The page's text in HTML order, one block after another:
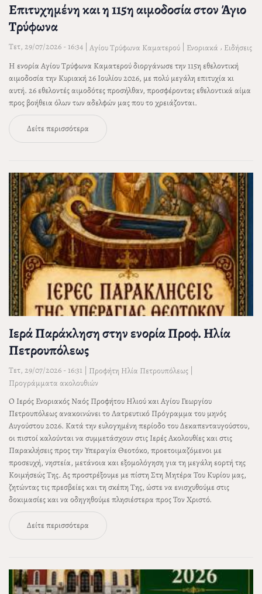
Επιτυχημένη και η 115η αιμοδοσία στον Άγιο
Τρύφωνα
Τετ, 29/07/2026 - 16:34 Αγίου Τρύφωνα Καματερού Ενοριακά , Ειδήσεις
Η ενορία Αγίου Τρύφωνα Καματερού διοργάνωσε την 115η εθελοντική
αιμοδοσία την Κυριακή 26 Ιουλίου 2026, με πολύ μεγάλη επιτυχία κι
αυτή. 26 εθελοντές αιμοδότες προσήλθαν, προσφέροντας εθελοντικά αίμα
προς βοήθεια όλων των αδελφών μας που το χρειάζονται.
Δείτε περισσότερα
Ιερά Παράκληση στην ενορία Προφ. Ηλία
Πετρουπόλεως
Τετ, 29/07/2026 - 16:31 | Προφήτη Ηλία Πετρουπόλεως |
Προγράμματα ακολουθιών
Ο Ιερός Ενοριακός Ναός Προφήτου Ηλιού και Αγίου Γεωργίου
Πετρουπόλεως ανακοινώνει το Λατρευτικό Πρόγραμμα του μηνός
Αυγούστου 2026. Κατά την ευλογημένη περίοδο του Δεκαπενταυγούστου,
οι πιστοί καλούνται να συμμετάσχουν στις Ιερές Ακολουθίες και στις
Παρακλήσεις προς την Υπεραγία Θεοτόκο, προετοιμαζόμενοι με
προσευχή, νηστεία, μετάνοια και εξομολόγηση για τη μεγάλη εορτή της
Κοιμήσεώς Της. Ας προστρέξουμε με πίστη Στη Μητέρα Του Κυρίου μας,
ζητώντας τις πρεσβείες και τη σκέπη Της, ώστε να ενισχυθούμε στις
δοκιμασίες και να οδηγηθούμε πλησιέστερα προς Τον Χριστό.
Δείτε περισσότερα